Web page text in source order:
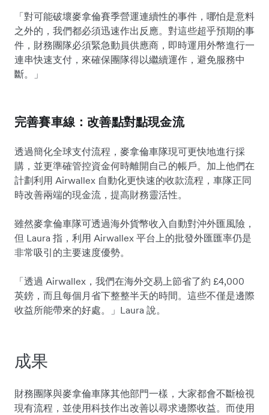
「對可能破壞麥拿倫賽季營運連續性的事件，哪怕是意料
之外的，我們都必須迅速作出反應。對這些超乎預期的事
件，財務團隊必須緊急動員供應商，即時運用外幣進行一
連串快速支付，來確保團隊得以繼續運作，避免服務中
斷。」
完善賽車線：改善點對點現金流
透過簡化全球支付流程，麥拿倫車隊現可更快地進行採
購，並更準確管控資金何時離開自己的帳戶。加上他們在
計劃利用 Airwallex 自動化更快速的收款流程，車隊正同
時改善兩端的現金流，提高財務靈活性。
雖然麥拿倫車隊可透過海外貨幣收入自動對沖外匯風險，
但 Laura 指，利用 Airwallex 平台上的批發外匯匯率仍是
非常吸引的主要速度優勢。
「透過 Airwallex，我們在海外交易上節省了約 £4,000
英鎊，而且每個月省下整整半天的時間。這些不僅是邊際
收益所能帶來的好處。」Laura 說。
成果
財務團隊與麥拿倫車隊其他部門一樣，大家都會不斷檢視
現有流程，並使用科技作出改善以尋求邊際收益。而使用